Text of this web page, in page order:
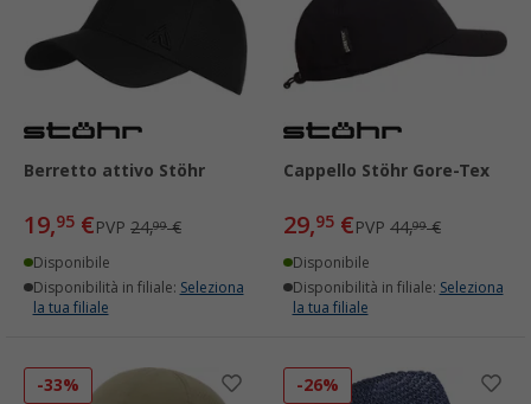
Berretto attivo Stöhr
19,95 €PVP 24,99€
Disponibile
Disponibilità in filiale: Seleziona
la tua filiale
Cappello Stöhr Gore-Tex
29,95 €PVP 44,99€
Disponibile
Disponibilità in filiale: Seleziona
la tua filiale
-33% -26%